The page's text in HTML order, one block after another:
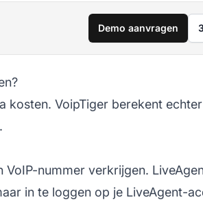
Demo aanvragen
kosten. VoipTiger berekent
nummer verkrijgen.
in te loggen op je LiveAgent-